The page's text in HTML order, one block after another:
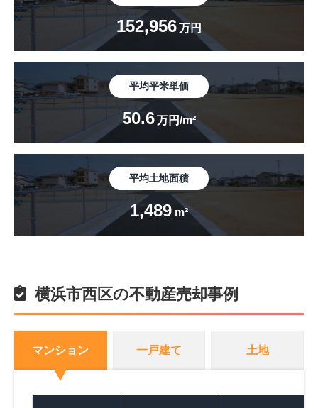
152,956万円
平均平米単価
50.6万円/m²
平均土地面積
1,489 m²
横浜市西区の不動産売却事例
マンション 一戸建て 土地